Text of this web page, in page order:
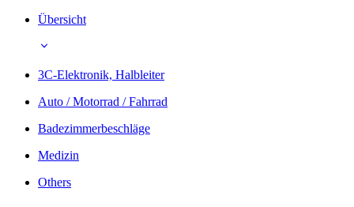
Übersicht
3C-Elektronik, Halbleiter
Auto / Motorrad / Fahrrad
Badezimmerbeschläge
Medizin
Others